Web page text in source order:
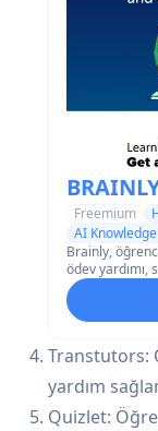
Freemium
AI
Brainly,
ödev yardımı,
imkanına
platformu ve
Transtutors:
yardım
Quizlet: